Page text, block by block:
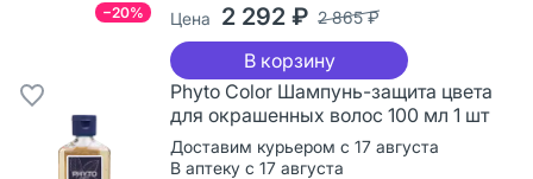
−20% Цена 2 292 ₽ 2 865 ₽
В корзину
Phyto Color Шампунь-защита цвета
для окрашенных волос 100 мл 1 шт
Доставим курьером с 17 августа
В аптеку с 17 августа